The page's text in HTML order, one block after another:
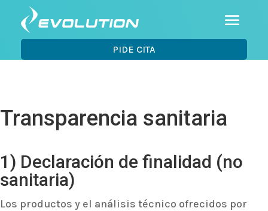
PIDE CITA
Transparencia sanitaria
1) Declaración de finalidad (no
sanitaria)
Los productos y el análisis técnico ofrecidos por